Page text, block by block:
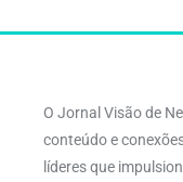
O Jornal Visão de
conteúdo e
líderes que